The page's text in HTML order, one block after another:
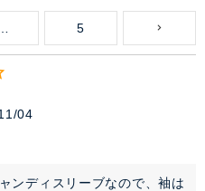
5
04
ンディスリーブなので、袖は